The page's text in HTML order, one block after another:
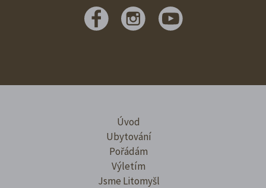
Úvod
Ubytování
Pořádám
Výletím
Jsme Litomyšl